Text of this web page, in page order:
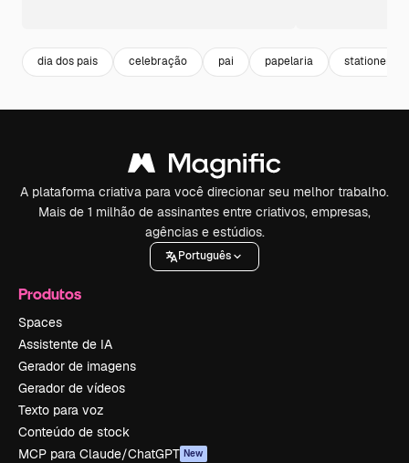
dia dos pais celebração pai papelaria stationery
A plataforma criativa para você direcionar seu melhor trabalho.
Mais de 1 milhão de assinantes entre criativos, empresas,
agências e estúdios.
Português
Produtos
Spaces
Assistente de IA
Gerador de imagens
Gerador de vídeos
Texto para voz
Conteúdo de stock
MCP para Claude/ChatGPT New